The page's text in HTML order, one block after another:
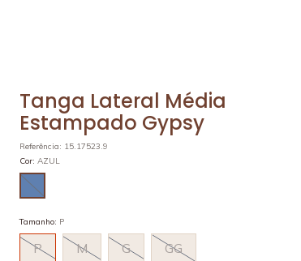
Tanga Lateral Média
Estampado Gypsy
Referência: 15.17523.9
Cor: AZUL
Tamanho: P
P M G GG